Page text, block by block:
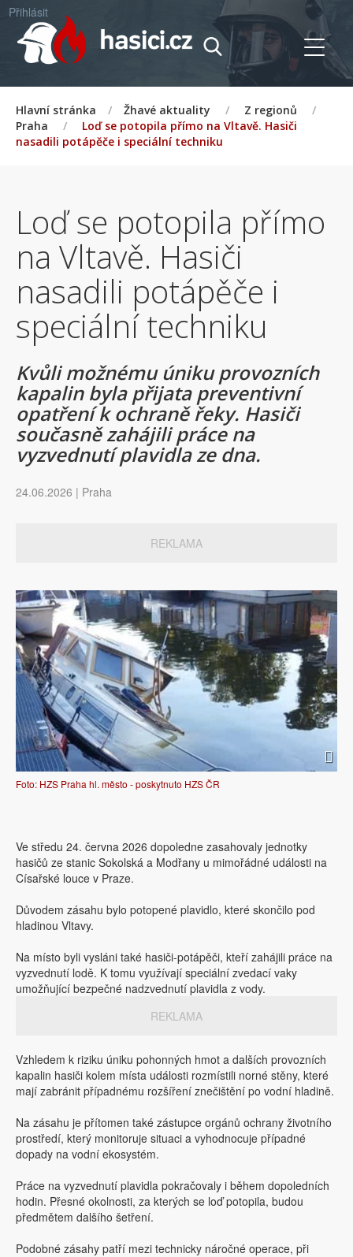
Přihlásit
Hlavní stránka / Žhavé aktuality / Z regionů
/
Praha
/
Loď se potopila přímo na Vltavě. Hasiči
nasadili potápěče i speciální techniku
Loď se potopila přímo
na Vltavě. Hasiči
nasadili potápěče i
speciální techniku
Kvůli možnému úniku provozních
kapalin byla přijata preventivní
opatření k ochraně řeky. Hasiči
současně zahájili práce na
vyzvednutí plavidla ze dna.
24.06.2026 | Praha
REKLAMA
Foto: HZS Praha hl. město - poskytnuto HZS ČR
Ve středu 24. června 2026 dopoledne zasahovaly jednotky
hasičů ze stanic Sokolská a Modřany u mimořádné události na
Císařské louce v Praze.
Důvodem zásahu bylo potopené plavidlo, které skončilo pod
hladinou Vltavy.
Na místo byli vysláni také hasiči-potápěči, kteří zahájili práce na
vyzvednutí lodě. K tomu využívají speciální zvedací vaky
umožňující bezpečné nadzvednutí plavidla z vody.
REKLAMA
Vzhledem k riziku úniku pohonných hmot a dalších provozních
kapalin hasiči kolem místa události rozmístili norné stěny, které
mají zabránit případnému rozšíření znečištění po vodní hladině.
Na zásahu je přítomen také zástupce orgánů ochrany životního
prostředí, který monitoruje situaci a vyhodnocuje případné
dopady na vodní ekosystém.
Práce na vyzvednutí plavidla pokračovaly i během dopoledních
hodin. Přesné okolnosti, za kterých se loď potopila, budou
předmětem dalšího šetření.
Podobné zásahy patří mezi technicky náročné operace, při